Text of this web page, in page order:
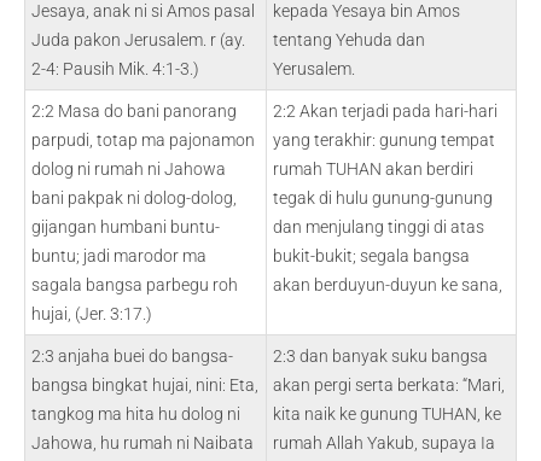
Jesaya, anak ni si Amos pasal
Juda pakon Jerusalem. r (ay.
2-4: Pausih Mik. 4:1-3.)
kepada Yesaya bin Amos
tentang Yehuda dan
Yerusalem.
2:2 Masa do bani panorang
parpudi, totap ma pajonamon
dolog ni rumah ni Jahowa
bani pakpak ni dolog-dolog,
gijangan humbani buntu-
buntu; jadi marodor ma
sagala bangsa parbegu roh
hujai, (Jer. 3:17.)
2:2 Akan terjadi pada hari-hari
yang terakhir: gunung tempat
rumah TUHAN akan berdiri
tegak di hulu gunung-gunung
dan menjulang tinggi di atas
bukit-bukit; segala bangsa
akan berduyun-duyun ke sana,
2:3 anjaha buei do bangsa-
bangsa bingkat hujai, nini: Eta,
tangkog ma hita hu dolog ni
Jahowa, hu rumah ni Naibata
2:3 dan banyak suku bangsa
akan pergi serta berkata: “Mari,
kita naik ke gunung TUHAN, ke
rumah Allah Yakub, supaya Ia